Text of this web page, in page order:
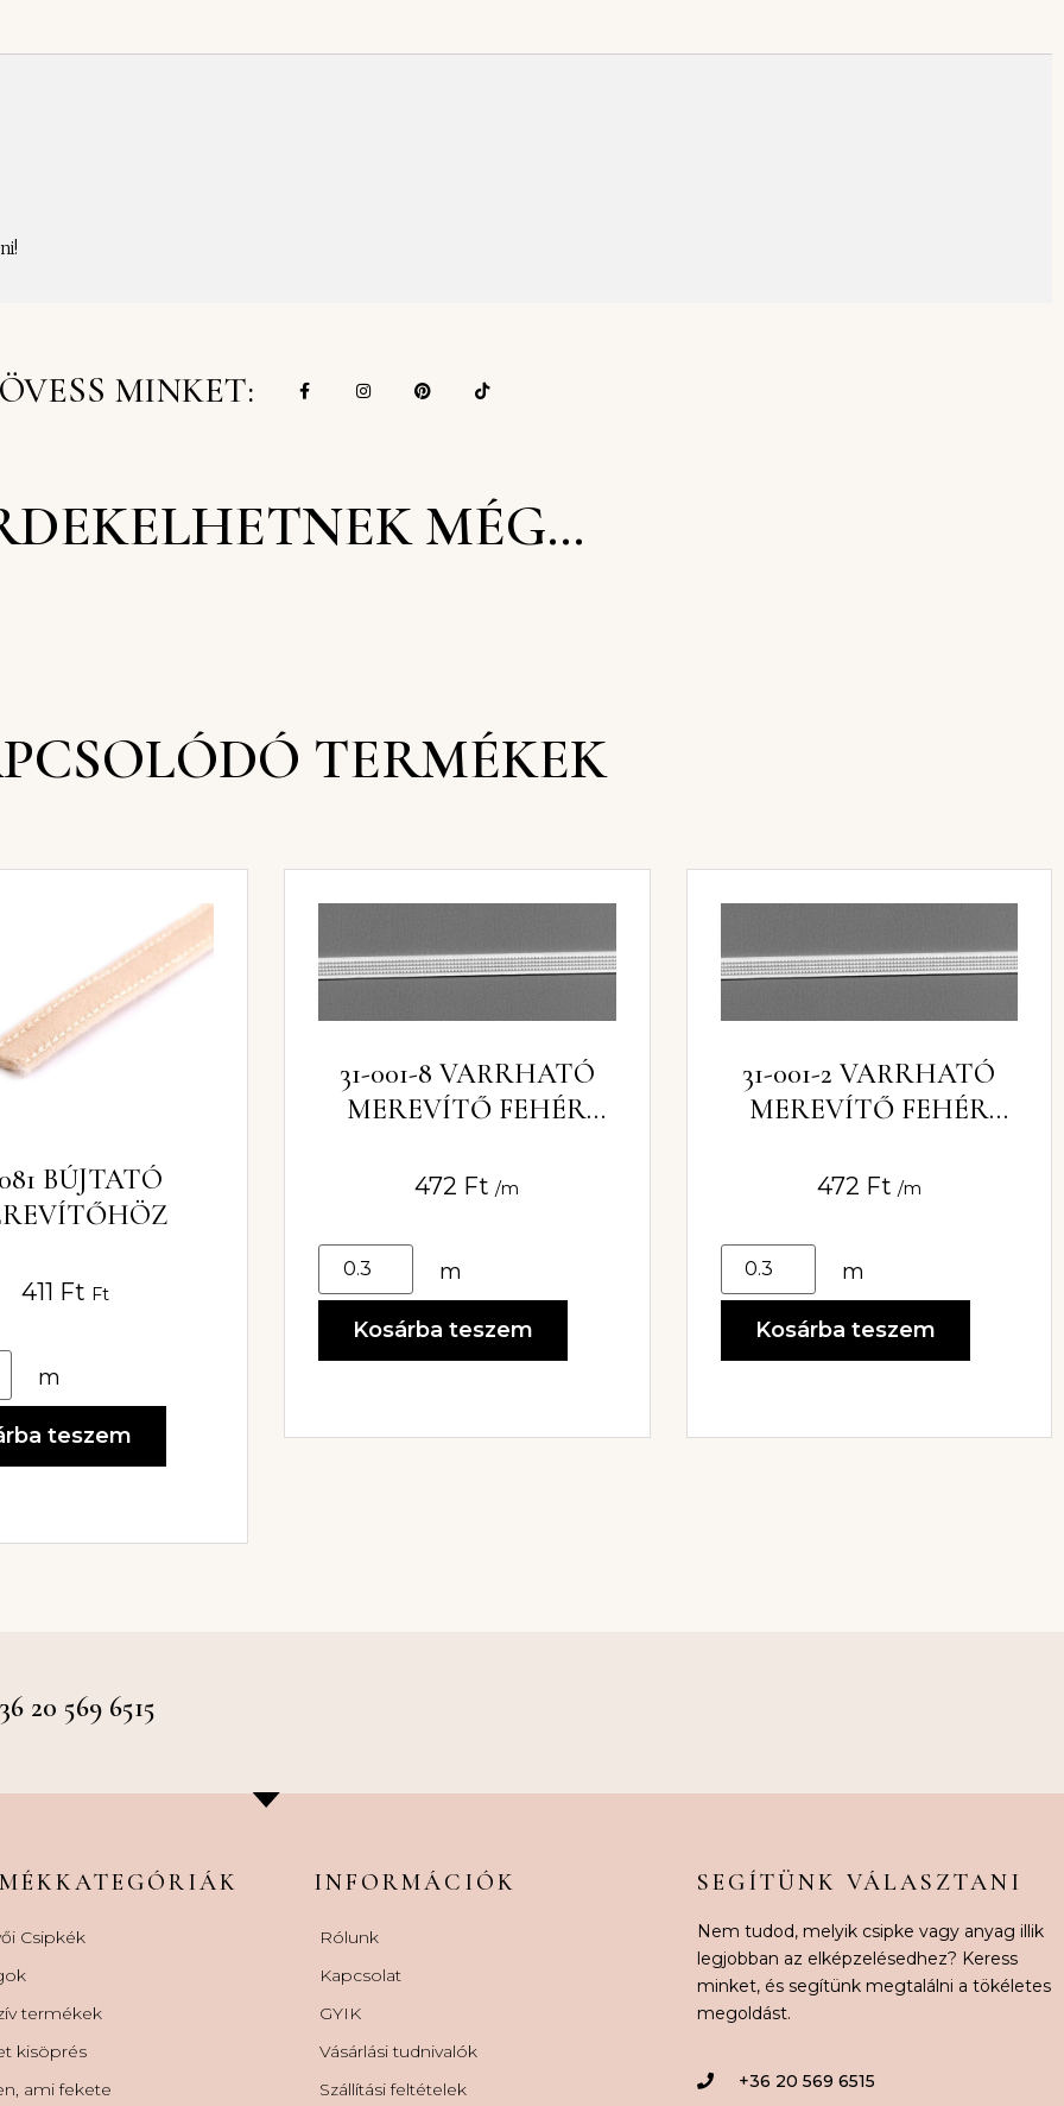
MINKET:
MÉG…
TERMÉKEK
BÚJTATÓ
411 Ft Ft
m
teszem
31-001-8 VARRHATÓ
MEREVÍTŐ FEHÉR
472 Ft /m
m
Kosárba teszem
31-001-2 VARRHATÓ
MEREVÍTŐ FEHÉR
472 Ft /m
m
Kosárba teszem
20 569 6515
Csipkék
termékek
kisöprés
ami fekete
INFORMÁCIÓK
Rólunk
Kapcsolat
GYIK
Vásárlási tudnivalók
Szállítási feltételek
SEGÍTÜNK VÁLASZTANI
Nem tudod, melyik csipke vagy anyag illik
legjobban az elképzelésedhez? Keress
minket, és segítünk megtalálni a tökéletes
megoldást.
+36 20 569 6515